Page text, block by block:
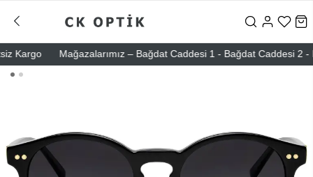
Mağazalarımız – Bağdat Caddesi 1 - Bağdat Caddesi 2 -